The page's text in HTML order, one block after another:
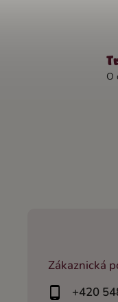
O
Zákaznická
+420